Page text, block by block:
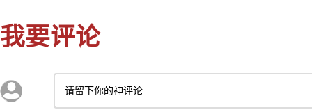
我要评论
请留下你的神评论